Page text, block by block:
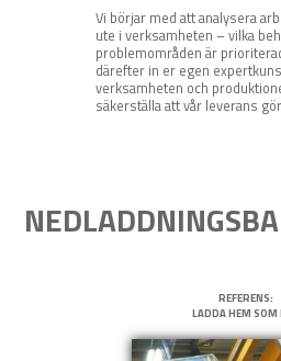
Vi börjar med att analysera
ute i verksamheten – vilka
problemområden är
därefter in er egen
verksamheten och
säkerställa att vår leverans
REFERENS:
LADDA HEM SOM